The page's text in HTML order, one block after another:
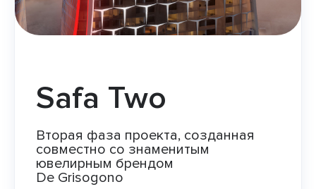
Safa Two
Вторая фаза проекта, созданная
совместно со знаменитым
ювелирным брендом
De Grisogono